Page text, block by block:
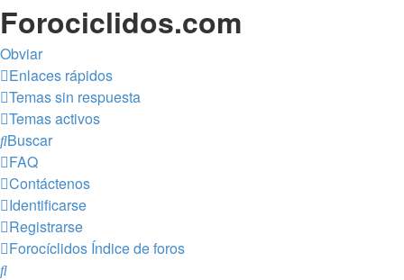
Forociclidos.com
Obviar
Enlaces rápidos
Temas sin respuesta
Temas activos
Buscar
FAQ
Contáctenos
Identificarse
Registrarse
Forocíclidos Índice de foros
Buscar